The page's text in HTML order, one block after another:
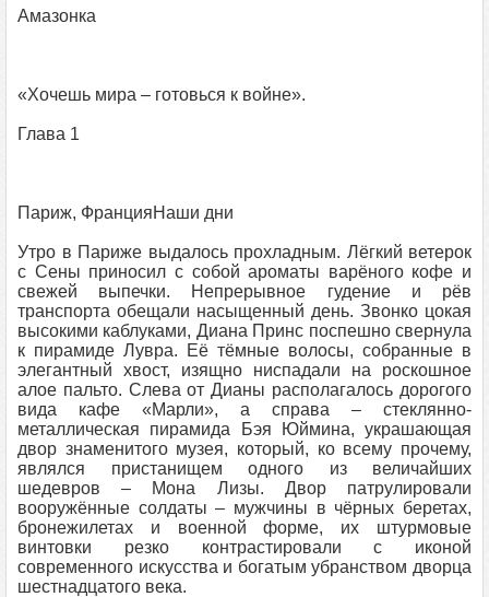
Амазонка
«Хочешь мира – готовься к войне».
Глава 1
Париж, ФранцияНаши дни
Утро в Париже выдалось прохладным. Лёгкий ветерок
с Сены приносил с собой ароматы варёного кофе и
свежей выпечки. Непрерывное гудение и рёв
транспорта обещали насыщенный день. Звонко цокая
высокими каблуками, Диана Принс поспешно свернула
к пирамиде Лувра. Её тёмные волосы, собранные в
элегантный хвост, изящно ниспадали на роскошное
алое пальто. Слева от Дианы располагалось дорогого
вида кафе «Марли», а справа – стеклянно-
металлическая пирамида Бэя Юймина, украшающая
двор знаменитого музея, который, ко всему прочему,
являлся пристанищем одного из величайших
шедевров – Мона Лизы. Двор патрулировали
вооружённые солдаты – мужчины в чёрных беретах,
бронежилетах и военной форме, их штурмовые
винтовки резко контрастировали с иконой
современного искусства и богатым убранством дворца
шестнадцатого века.